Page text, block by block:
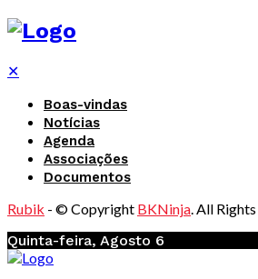
✕
Boas-vindas
Notícias
Agenda
Associações
Documentos
Rubik - © Copyright BKNinja. All
Quinta-feira, Agosto 6